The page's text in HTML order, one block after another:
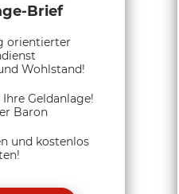
Brief
orientierter
Wohlstand!
Geldanlage!
Baron
und kostenlos